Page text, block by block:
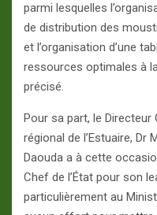
parmi lesquelles
de distribution des
et l’organisation d’une
ressources optimales à
précisé.
Pour sa part, le Directeur
régional de l’Estuaire, Dr
Daouda a à cette
Chef de l’État pour son
particulièrement au